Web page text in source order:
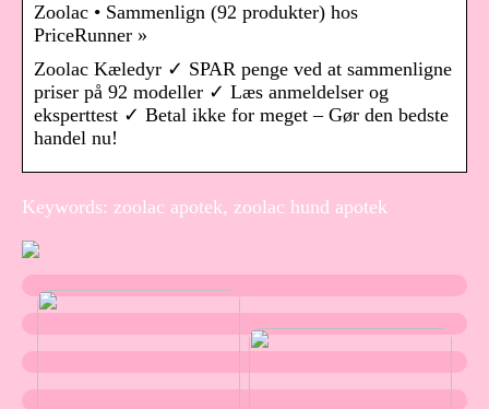
Zoolac • Sammenlign (92 produkter) hos
PriceRunner »
Zoolac Kæledyr ✓ SPAR penge ved at sammenligne
priser på 92 modeller ✓ Læs anmeldelser og
eksperttest ✓ Betal ikke for meget – Gør den bedste
handel nu!
Keywords: zoolac apotek, zoolac hund apotek